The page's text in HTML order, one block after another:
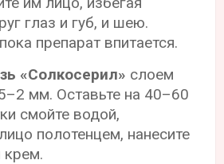
глаз и губ, и шею.
препарат впитается.
«Солкосерил» слоем
мм. Оставьте на 40–60
смойте водой,
полотенцем, нанесите
крем.